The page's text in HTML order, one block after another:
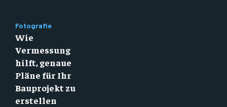
Fotografie
Wie
Vermessung
hilft, genaue
Pläne für Ihr
Bauprojekt zu
erstellen